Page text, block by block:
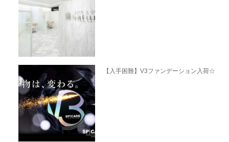
【入手困難】V3ファンデーション入荷☆